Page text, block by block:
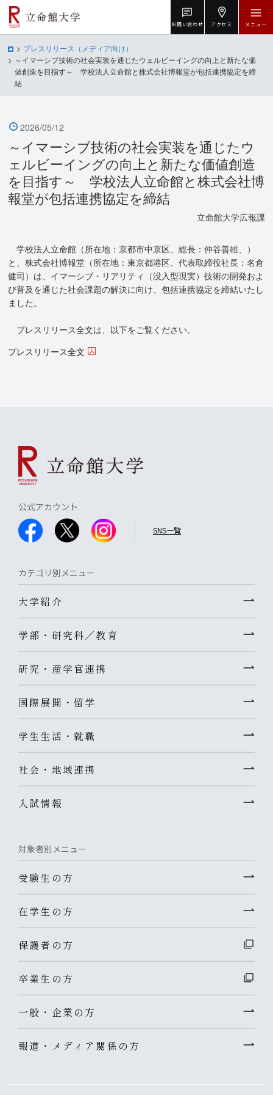
お問い合わせ アクセス メニュー
プレスリリース（メディア向け）
～イマーシブ技術の社会実装を通じたウェルビーイングの向上と新たな価
値創造を目指す～ 学校法人立命館と株式会社博報堂が包括連携協定を締
結
2026/05/12
～イマーシブ技術の社会実装を通じたウ
ェルビーイングの向上と新たな価値創造
を目指す～ 学校法人立命館と株式会社博
報堂が包括連携協定を締結
立命館大学広報課
学校法人立命館（所在地：京都市中京区、総長：仲谷善雄、）
と、株式会社博報堂（所在地：東京都港区、代表取締役社長：名倉
健司）は、イマーシブ・リアリティ（没入型現実）技術の開発およ
び普及を通じた社会課題の解決に向け、包括連携協定を締結いたし
ました。
プレスリリース全文は、以下をご覧ください。
プレスリリース全文
公式アカウント
SNS一覧
カテゴリ別メニュー
大学紹介
学部・研究科／教育
研究・産学官連携
国際展開・留学
学生生活・就職
社会・地域連携
入試情報
対象者別メニュー
受験生の方
在学生の方
保護者の方
卒業生の方
一般・企業の方
報道・メディア関係の方